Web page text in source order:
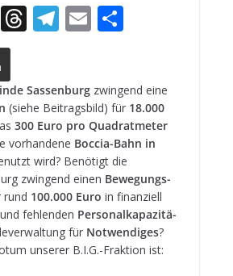
W T
e
a
d
s
T
g
r
a
m
E
l n
Sas­sen­burg zwin­gend eine
(siehe Bei­trags­bild) für 18.000
300 Euro pro Qua­drat­me­ter
vor­han­dene Boc­cia-Bahn in
wird? Benö­tigt die
zwin­gend einen Bewe­gungs­
rund 100.000 Euro in finan­zi­ell
feh­len­den Per­so­nal­ka­pa­zi­tä­
für Not­wen­di­ges?
unse­rer B.I.G.-Fraktion ist: